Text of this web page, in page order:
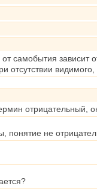
от самобытия зависит
отсутствии
отрицательный,
понятие не